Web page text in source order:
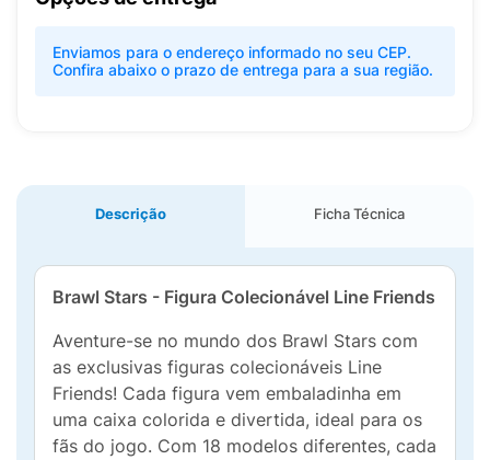
Enviamos para o endereço informado no seu CEP.
Confira abaixo o prazo de entrega para a sua região.
Descrição Ficha Técnica
Brawl Stars - Figura Colecionável Line Friends
Aventure-se no mundo dos Brawl Stars com
as exclusivas figuras colecionáveis Line
Friends! Cada figura vem embaladinha em
uma caixa colorida e divertida, ideal para os
fãs do jogo. Com 18 modelos diferentes, cada